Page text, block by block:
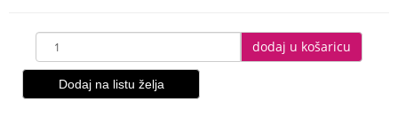
dodaj u košaricu
Dodaj na listu želja